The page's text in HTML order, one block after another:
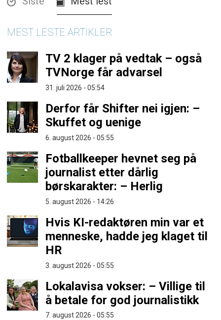
MEST LESTE ARTIKLER
TV 2 klager på vedtak – også
TVNorge får advarsel
31. juli 2026 - 05:54
Derfor får Shifter nei igjen: –
Skuffet og uenige
6. august 2026 - 05:55
Fotballkeeper hevnet seg på
journalist etter dårlig
børskarakter: – Herlig
5. august 2026 - 14:26
Hvis KI-redaktøren min var et
menneske, hadde jeg klaget til
HR
3. august 2026 - 05:55
Lokalavisa vokser: – Villige til
å betale for god journalistikk
7. august 2026 - 05:55